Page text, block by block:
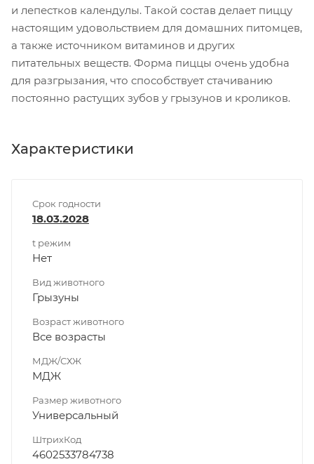
и лепестков календулы. Такой состав делает пиццу
настоящим удовольствием для домашних питомцев,
а также источником витаминов и других
питательных веществ. Форма пиццы очень удобна
для разгрызания, что способствует стачиванию
постоянно растущих зубов у грызунов и кроликов.
Характеристики
Срок годности
18.03.2028
t режим
Нет
Вид животного
Грызуны
Возраст животного
Все возрасты
МДЖ/СХЖ
МДЖ
Размер животного
Универсальный
ШтрихКод
4602533784738